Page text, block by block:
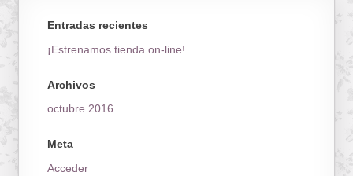
Entradas recientes
¡Estrenamos tienda on-line!
Archivos
octubre 2016
Meta
Acceder